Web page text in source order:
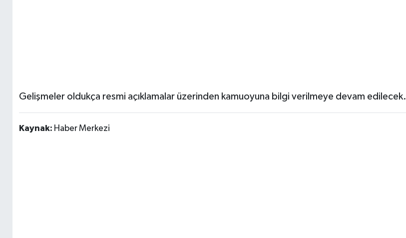
Gelişmeler oldukça resmi açıklamalar üzerinden kamuoyuna bilgi verilmeye devam edilecek.
Kaynak: Haber Merkezi